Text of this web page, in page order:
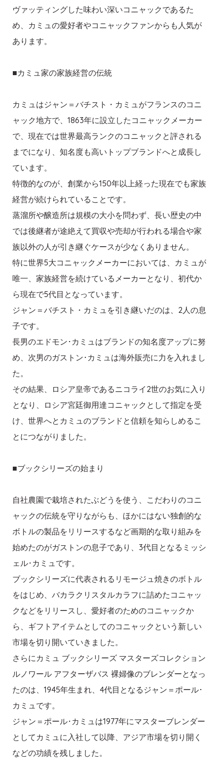
ヴァッティングした味わい深いコニャックであるた
め、カミュの愛好者やコニャックファンからも人気が
あります。
■カミュ家の家族経営の伝統
カミュはジャン＝バチスト・カミュがフランスのコニ
ャック地方で、1863年に設立したコニャックメーカー
で、現在では世界最高ランクのコニャックと評される
までになり、知名度も高いトップブランドへと成長し
ています。
特徴的なのが、創業から150年以上経った現在でも家族
経営が続けられていることです。
蒸溜所や醸造所は規模の大小を問わず、長い歴史の中
では後継者が途絶えて買収や売却が行われる場合や家
族以外の人が引き継ぐケースが少なくありません。
特に世界5大コニャックメーカーにおいては、カミュが
唯一、家族経営を続けているメーカーとなり、初代か
ら現在で5代目となっています。
ジャン＝バチスト・カミュを引き継いだのは、2人の息
子です。
長男のエドモン･カミュはブランドの知名度アップに努
め、次男のガストン･カミュは海外販売に力を入れまし
た。
その結果、ロシア皇帝であるニコライ2世のお気に入り
となり、ロシア宮廷御用達コニャックとして指定を受
け、世界へとカミュのブランドと信頼を知らしめるこ
とにつながりました。
■ブックシリーズの始まり
自社農園で栽培されたぶどうを使う、こだわりのコニ
ャックの伝統を守りながらも、ほかにはない独創的な
ボトルの製品をリリースするなど画期的な取り組みを
始めたのがガストンの息子であり、3代目となるミッシ
ェル･カミュです。
ブックシリーズに代表されるリモージュ焼きのボトル
をはじめ、バカラクリスタルカラフに詰めたコニャッ
クなどをリリースし、愛好者のためのコニャックか
ら、ギフトアイテムとしてのコニャックという新しい
市場を切り開いていきました。
さらにカミュ ブックシリーズ マスターズコレクション
ルノワール アフターザバス 裸婦像のブレンダーとなっ
たのは、1945年生まれ、4代目となるジャン＝ポール･
カミュです。
ジャン＝ポール･カミュは1977年にマスターブレンダー
としてカミュに入社して以降、アジア市場を切り開く
などの功績を残しました。